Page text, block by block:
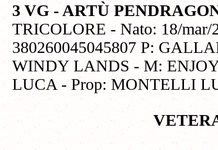
3 VG - ARTÙ
TRICOLORE - Nato: 18/
380260045045807 P:
WINDY LANDS - M:
LUCA - Prop: MONTELLI